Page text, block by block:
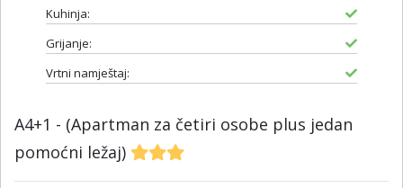
Kuhinja:
Grijanje:
Vrtni namještaj:
A4+1 - (Apartman za četiri osobe plus jedan
pomoćni ležaj)